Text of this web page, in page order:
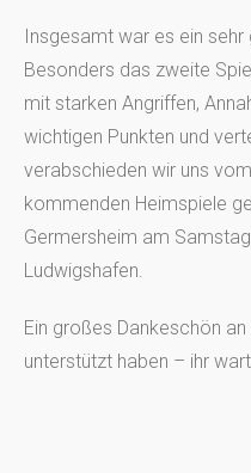
Insgesamt war es ein sehr
Besonders das zweite
mit starken Angriffen,
wichtigen Punkten und
verabschieden wir uns
kommenden Heimspiele
Germersheim am
Ludwigshafen.
Ein großes Dankeschön
unterstützt haben – ihr